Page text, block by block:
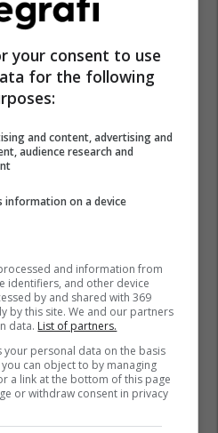
Në Maqedoni
Tetovës
Tetova
your consent to use
for the following
and content, advertising and
audience research and
information on a device
and information from
identifiers, and other device
by and shared with 369
by this site. We and our partners
data. List of partners.
your personal data on the basis
can object to by managing
a link at the bottom of this page
or withdraw consent in privacy